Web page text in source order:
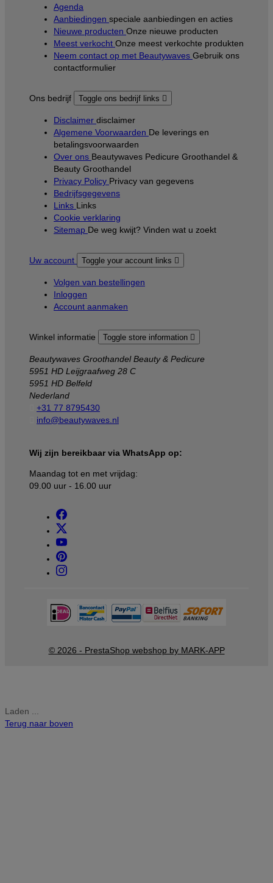
Agenda
Aanbiedingen speciale aanbiedingen en acties
Nieuwe producten Onze nieuwe producten
Meest verkocht Onze meest verkochte produkten
Neem contact op met Beautywaves Gebruik ons
contactformulier
Ons bedrijf Toggle ons bedrijf links 
Disclaimer disclaimer
Algemene Voorwaarden De leverings en
betalingsvoorwaarden
Over ons Beautywaves Pedicure Groothandel &
Beauty Groothandel
Privacy Policy Privacy van gegevens
Bedrijfsgegevens
Links Links
Cookie verklaring
Sitemap De weg kwijt? Vinden wat u zoekt
Uw account Toggle your account links 
Volgen van bestellingen
Inloggen
Account aanmaken
Winkel informatie Toggle store information 
Beautywaves Groothandel Beauty & Pedicure
5951 HD Leijgraafweg 28 C
5951 HD Belfeld
Nederland
+31 77 8795430
info@beautywaves.nl
Wij zijn bereikbaar via WhatsApp op:
Maandag tot en met vrijdag:
09.00 uur - 16.00 uur
© 2026 - PrestaShop webshop by MARK-APP
Laden ...
Terug naar boven